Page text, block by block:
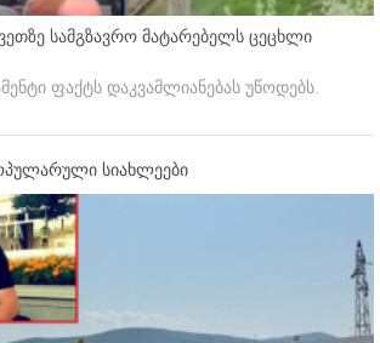
სამგზავრო მატარებელს ცეცხლი
ფაქტს დაკვამლიანებას უწოდებს.
სიახლეები